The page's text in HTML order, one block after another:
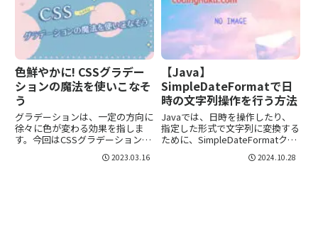
色鮮やかに! CSSグラデー
ションの魔法を使いこなそ
う
グラデーションは、一定の方向に
徐々に色が変わる効果を指しま
す。今回はCSSグラデーションの
基本的な使い方を紹介します。
CSSグラデーションの基本CSSグ
2023.03.16
【Java】
SimpleDateFormatで日
時の文字列操作を行う方法
Javaでは、日時を操作したり、
指定した形式で文字列に変換する
ために、SimpleDateFormatクラ
スを使います。特に、ユーザーに
表示する際の日時フォーマット
2024.10.28